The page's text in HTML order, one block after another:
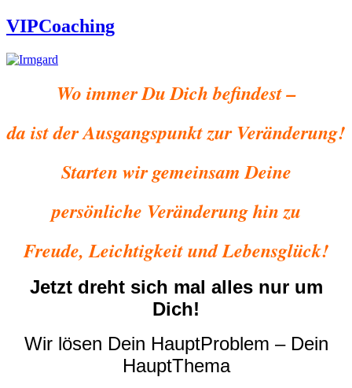
VIPCoaching
Wo immer Du Dich befindest –
da ist der Ausgangspunkt zur Veränderung!
Starten wir gemeinsam Deine
persönliche Veränderung hin zu
Freude, Leichtigkeit und Lebensglück!
Jetzt dreht sich mal alles nur um
Dich!
Wir lösen Dein HauptProblem – Dein
HauptThema